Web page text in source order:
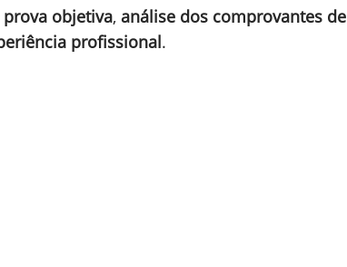
prova objetiva, análise dos comprovantes de
profissional.